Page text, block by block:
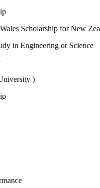
Scholarship for New
in Engineering or Science
)